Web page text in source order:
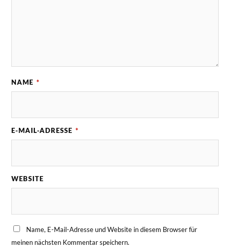
u
f
e
n
T
l
B
r
NAME *
E-MAIL-ADRESSE *
WEBSITE
Name, E-Mail-Adresse und Website in diesem Browser für
meinen nächsten Kommentar speichern.